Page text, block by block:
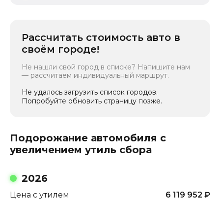
Рассчитать стоимость авто в
своём городе!
Не нашли свой город в списке? Напишите нам
— рассчитаем индивидуальный маршрут.
Не удалось загрузить список городов.
Попробуйте обновить страницу позже.
Подорожание автомобиля с
увеличением утиль сбора
2026
Цена с утилем 6 119 952 ₽